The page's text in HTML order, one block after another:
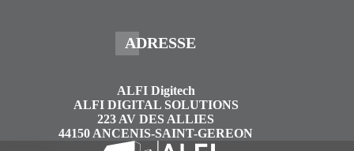
ADRESSE
ALFI Digitech
ALFI DIGITAL SOLUTIONS
223 AV DES ALLIES
44150 ANCENIS-SAINT-GEREON